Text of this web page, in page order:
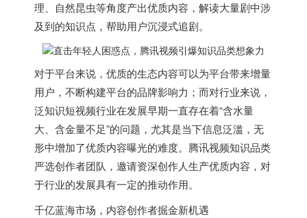
理、自然昆虫等角度产出优质内容，解读大量剧中涉
及到的知识点，帮助用户沉浸式追剧。
对于平台来说，优质的生态内容可以为平台带来增量
用户，不断构建平台的品牌影响力；而对行业来说，
泛知识短视频行业在发展早期一直存在着“含水量
大、含金量不足”的问题，尤其是当下信息泛滥，无
形中增加了优质内容曝光的难度。腾讯视频知识品类
严选创作者团队，邀请资深创作人生产优质内容，对
于行业的发展具有一定的推动作用。
千亿蓝海市场，内容创作者掘金新机遇